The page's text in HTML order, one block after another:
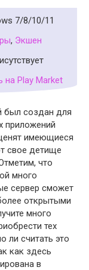
7/8/10/11
, Экшен
на Play Market
был создан для
приложений
имеющиеся
свое детище
что
много
сервер сможет
открытыми
много
тех
ли считать это
как здесь
в